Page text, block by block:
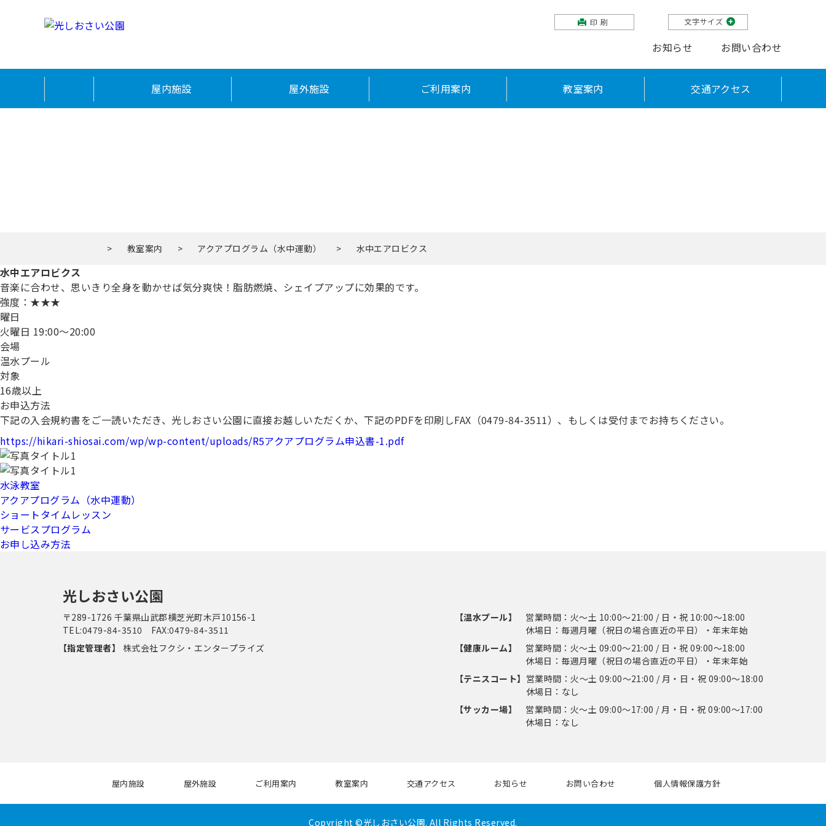
印刷 文字サイズ
お知らせ お問い合わせ
屋内施設 屋外施設 ご利用案内 教室案内 交通アクセス
> 教室案内 > アクアプログラム（水中運動） > 水中エアロビクス
水中エアロビクス
音楽に合わせ、思いきり全身を動かせば気分爽快！脂肪燃焼、シェイプアップに効果的です。
強度：★★★
曜日
火曜日 19:00〜20:00
会場
温水プール
対象
16歳以上
お申込方法
下記の入会規約書をご一読いただき、光しおさい公園に直接お越しいただくか、下記のPDFを印刷しFAX（0479-84-3511）、もしくは受付までお持ちください。
https://hikari-shiosai.com/wp/wp-content/uploads/R5アクアプログラム申込書-1.pdf
水泳教室
アクアプログラム（水中運動）
ショートタイムレッスン
サービスプログラム
お申し込み方法
光しおさい公園
〒289-1726 千葉県山武郡横芝光町木戸10156-1
TEL:0479-84-3510 FAX:0479-84-3511
【指定管理者】
株式会社フクシ・エンタープライズ
【温水プール】
営業時間：火〜土 10:00〜21:00 / 日・祝 10:00〜18:00
休場日：毎週月曜（祝日の場合直近の平日）・年末年始
【健康ルーム】
営業時間：火〜土 09:00〜21:00 / 日・祝 09:00〜18:00
休場日：毎週月曜（祝日の場合直近の平日）・年末年始
【テニスコート】 営業時間：火〜土 09:00〜21:00 / 月・日・祝 09:00〜18:00
休場日：なし
【サッカー場】
営業時間：火〜土 09:00〜17:00 / 月・日・祝 09:00〜17:00
休場日：なし
屋内施設 屋外施設 ご利用案内 教室案内 交通アクセス お知らせ お問い合わせ 個人情報保護方針
Copyright ©光しおさい公園. All Rights Reserved.